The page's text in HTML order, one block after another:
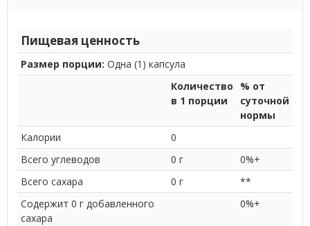
Пищевая ценность
Размер порции: Одна (1) капсула
Количество
в 1 порции
% от
суточной
нормы
Калории
0
Всего углеводов
0 г
0%+
Всего сахара
0 г
**
Содержит 0 г добавленного
сахара
0%+